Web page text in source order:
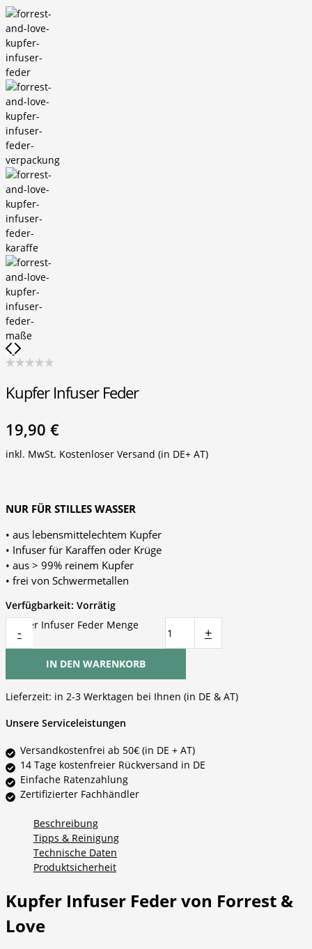
Kupfer Infuser Feder
19,90 €
inkl. MwSt. Kostenloser Versand (in DE+ AT)
NUR FÜR STILLES WASSER
• aus lebensmittelechtem Kupfer
• Infuser für Karaffen oder Krüge
• aus > 99% reinem Kupfer
• frei von Schwermetallen
Verfügbarkeit: Vorrätig
-
Kupfer Infuser Feder Menge +
IN DEN WARENKORB
Lieferzeit: in 2-3 Werktagen bei Ihnen (in DE & AT)
Unsere Serviceleistungen
Versandkostenfrei ab 50€ (in DE + AT)
14 Tage kostenfreier Rückversand in DE
Einfache Ratenzahlung
Zertifizierter Fachhändler
Beschreibung
Tipps & Reinigung
Technische Daten
Produktsicherheit
Kupfer Infuser Feder von Forrest &
Love